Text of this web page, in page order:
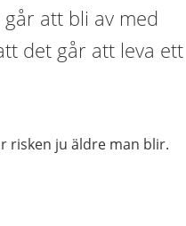
att bli av med
det går att leva ett
risken ju äldre man blir.